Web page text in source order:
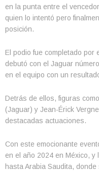
en la punta entre el
quien lo intentó pero
posición.
El podio fue completado por
debutó con el Jaguar
en el equipo con un
Detrás de ellos, figuras
(Jaguar) y Jean-Érick
destacadas actuaciones.
Con este emocionante
en el año 2024 en México,
hasta Arabia Saudita,